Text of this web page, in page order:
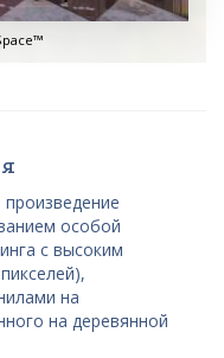
особой
с высоким
на
на деревянной